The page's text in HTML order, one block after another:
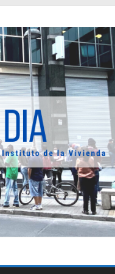
[2022]
latinoamericanas
[2014]